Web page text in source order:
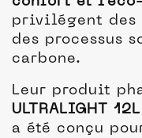
privilégent des
des processus
carbone.
Leur produit
ULTRALIGHT
a été conçu